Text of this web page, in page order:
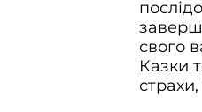
свого
Казки